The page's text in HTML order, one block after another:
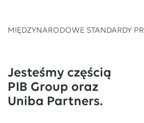
MIĘDZYNARODOWE STANDARDY
Jesteśmy częścią
PIB Group oraz
Uniba Partners.